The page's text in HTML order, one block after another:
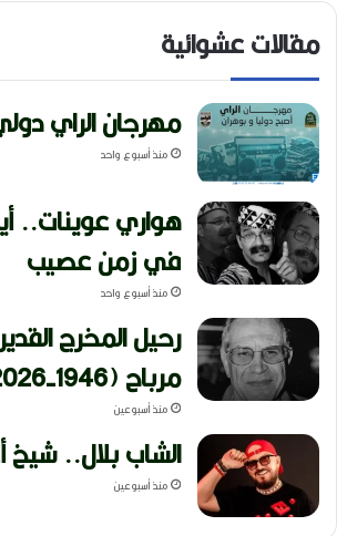
مقالات عشوائية
مهرجان الراي
منذ أسبوع واحد
هواري عوينات..
في زمن عصيب
منذ أسبوع واحد
رحيل المخرج
مرباح (1946-2026)
منذ أسبوعين
الشاب بلال.. شيخ
منذ أسبوعين